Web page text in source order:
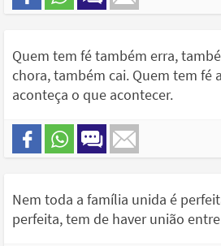
Quem tem fé também erra,
chora, também cai. Quem tem fé
aconteça o que acontecer.
Nem toda a família unida é
perfeita, tem de haver união